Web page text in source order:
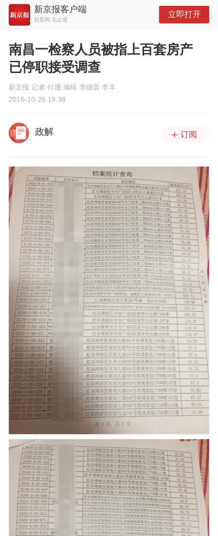
新京报客户端
好新闻 无止境
立即打开
南昌一检察人员被指上百套房产
已停职接受调查
新京报 记者 付珊 编辑 李骁晋 李丰
2016-10-25 19:38
政解 订阅